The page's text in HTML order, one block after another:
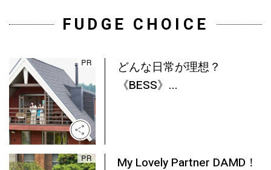
FUDGE CHOICE
どんな日常が理想？
《BESS》...
My Lovely Partner DAMD！